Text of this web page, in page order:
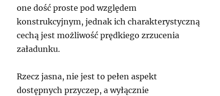
one dość proste pod względem
konstrukcyjnym, jednak ich charakterystyczną
cechą jest możliwość prędkiego zrzucenia
załadunku.
Rzecz jasna, nie jest to pełen aspekt
dostępnych przyczep, a wyłącznie